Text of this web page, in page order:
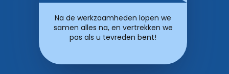
Na de werkzaamheden lopen we
samen alles na, en vertrekken we
pas als u tevreden bent!